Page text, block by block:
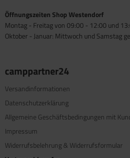
Öffnungszeiten Shop Westendorf
Montag - Freitag von 09:00 - 12:00 und
Oktober - Januar: Mittwoch und Samstag
camppartner24
Versandinformationen
Datenschutzerklärung
Allgemeine Geschäftsbedingungen mit
Impressum
Widerrufsbelehrung & Widerrufsformular